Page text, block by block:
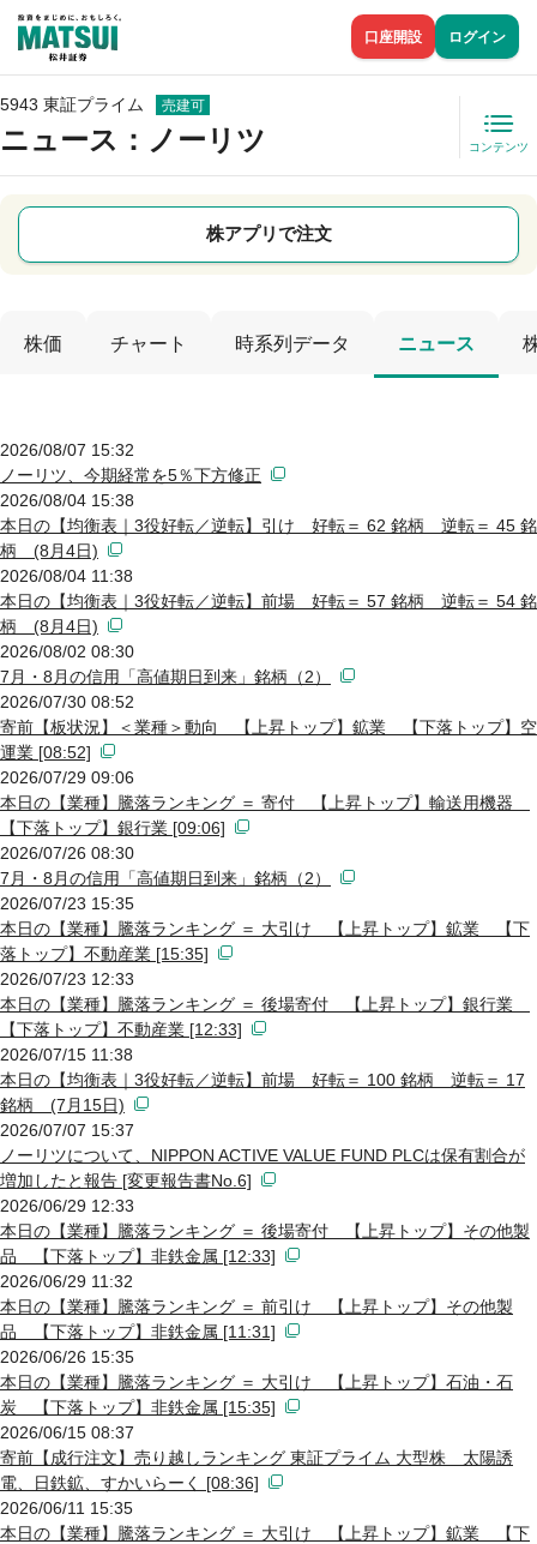
口座開設 ログイン
5943 東証プライム 売建可
ニュース ：ノーリツ コンテンツ
株アプリで注文
株価 チャート 時系列データ ニュース
2026/08/07 15:32
ノーリツ、今期経常を5％下方修正
2026/08/04 15:38
本日の【均衡表｜3役好転／逆転】引け 好転＝ 62 銘柄 逆転＝ 45 銘
柄 (8月4日)
2026/08/04 11:38
本日の【均衡表｜3役好転／逆転】前場 好転＝ 57 銘柄 逆転＝ 54 銘
柄 (8月4日)
2026/08/02 08:30
7月・8月の信用「高値期日到来」銘柄（2）
2026/07/30 08:52
寄前【板状況】＜業種＞動向 【上昇トップ】鉱業 【下落トップ】空
運業 [08:52]
2026/07/29 09:06
本日の【業種】騰落ランキング ＝ 寄付 【上昇トップ】輸送用機器
【下落トップ】銀行業 [09:06]
2026/07/26 08:30
7月・8月の信用「高値期日到来」銘柄（2）
2026/07/23 15:35
本日の【業種】騰落ランキング ＝ 大引け 【上昇トップ】鉱業 【下
落トップ】不動産業 [15:35]
2026/07/23 12:33
本日の【業種】騰落ランキング ＝ 後場寄付 【上昇トップ】銀行業
【下落トップ】不動産業 [12:33]
2026/07/15 11:38
本日の【均衡表｜3役好転／逆転】前場 好転＝ 100 銘柄 逆転＝ 17
銘柄 (7月15日)
2026/07/07 15:37
ノーリツについて、NIPPON ACTIVE VALUE FUND PLCは保有割合が
増加したと報告 [変更報告書No.6]
2026/06/29 12:33
本日の【業種】騰落ランキング ＝ 後場寄付 【上昇トップ】その他製
品 【下落トップ】非鉄金属 [12:33]
2026/06/29 11:32
本日の【業種】騰落ランキング ＝ 前引け 【上昇トップ】その他製
品 【下落トップ】非鉄金属 [11:31]
2026/06/26 15:35
本日の【業種】騰落ランキング ＝ 大引け 【上昇トップ】石油・石
炭 【下落トップ】非鉄金属 [15:35]
2026/06/15 08:37
寄前【成行注文】売り越しランキング 東証プライム 大型株 太陽誘
電、日鉄鉱、すかいらーく [08:36]
2026/06/11 15:35
本日の【業種】騰落ランキング ＝ 大引け 【上昇トップ】鉱業 【下